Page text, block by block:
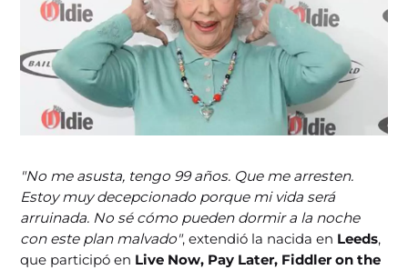
"No me asusta, tengo 99 años. Que me arresten.
Estoy muy decepcionado porque mi vida será
arruinada. No sé cómo pueden dormir a la noche
con este plan malvado", extendió la nacida en Leeds,
que participó en Live Now, Pay Later, Fiddler on the